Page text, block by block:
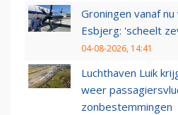
Groningen vanaf
Esbjerg: 'scheelt
04-08-2026, 14:41
Luchthaven Luik
weer
zonbestemmingen